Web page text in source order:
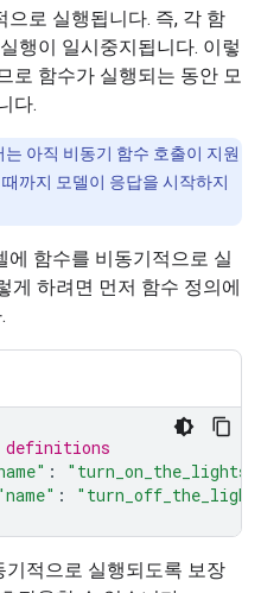
로 실행됩니다. 즉, 각 함
행이 일시중지됩니다. 이렇
로 함수가 실행되는 동안 모
다.
아직 비동기 함수 호출이 지원
까지 모델이 응답을 시작하지
함수를 비동기적으로 실
게 하려면 먼저 함수 정의에
definitions
: "turn_on_the_lights"
:
기적으로 실행되도록 보장